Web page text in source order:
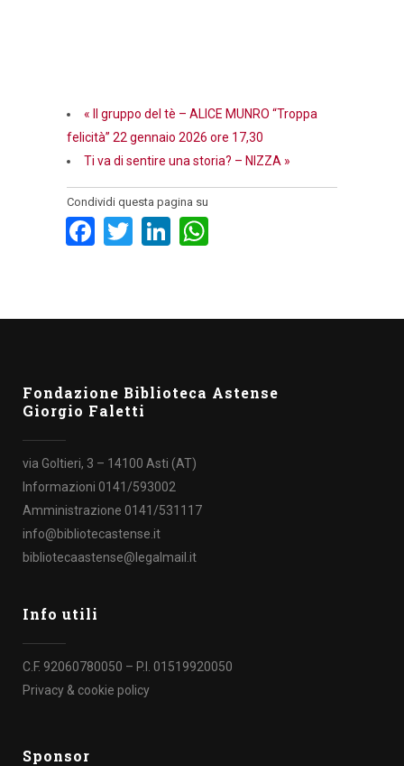
« Il gruppo del tè – ALICE MUNRO “Troppa
felicità” 22 gennaio 2026 ore 17,30
Ti va di sentire una storia? – NIZZA »
Condividi questa pagina su
Facebook
TwitterLinkedIn
Fondazione Biblioteca Astense
Giorgio Faletti
via Goltieri, 3 – 14100 Asti (AT)
Informazioni 0141/593002
Amministrazione 0141/531117
info@bibliotecastense.it
bibliotecaastense@legalmail.it
Info utili
C.F. 92060780050 – P.I. 01519920050
Privacy & cookie policy
Sponsor